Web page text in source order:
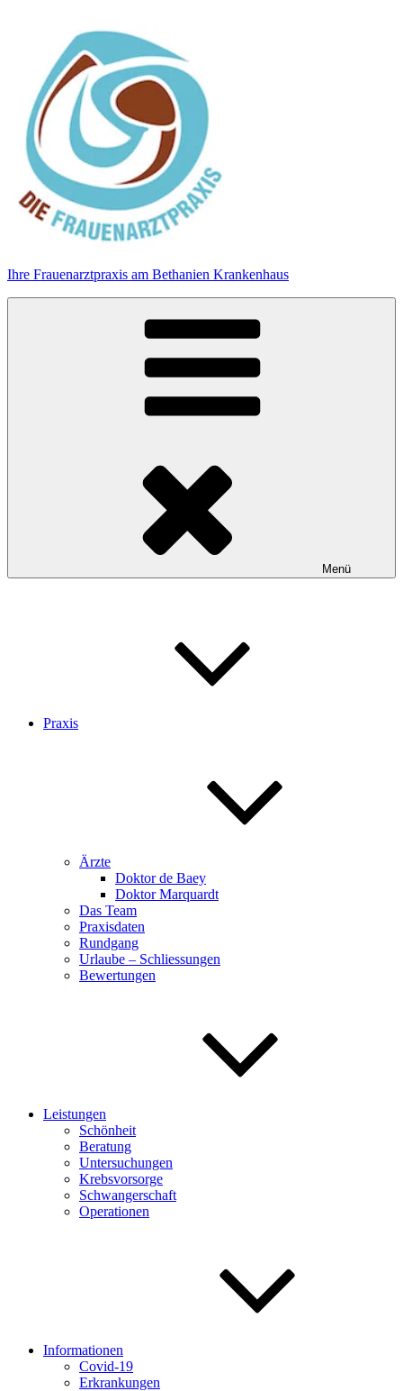
Ihre Frauenarztpraxis am Bethanien Krankenhaus
Menü
Praxis
Ärzte
Doktor de Baey
Doktor Marquardt
Das Team
Praxisdaten
Rundgang
Urlaube – Schliessungen
Bewertungen
Leistungen
Schönheit
Beratung
Untersuchungen
Krebsvorsorge
Schwangerschaft
Operationen
Informationen
Covid-19
Erkrankungen